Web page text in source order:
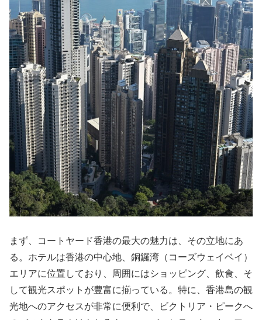
まず、コートヤード香港の最大の魅力は、その立地にあ
る。ホテルは香港の中心地、銅鑼湾（コーズウェイベイ）
エリアに位置しており、周囲にはショッピング、飲食、そ
して観光スポットが豊富に揃っている。特に、香港島の観
光地へのアクセスが非常に便利で、ビクトリア・ピークへ